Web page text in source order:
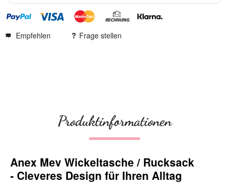
Empfehlen Frage stellen
Produktinformationen
Anex Mev Wickeltasche / Rucksack
- Cleveres Design für Ihren Alltag